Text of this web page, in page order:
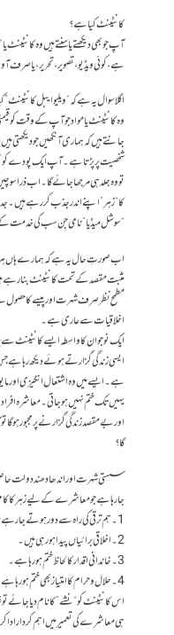
کانٹینٹ کیا ہے؟
آپ جو بھی دیکھتے یا سنتے ہیں وہ
ہے، کوئی ویڈیو ، تصویر، تحریر، یا صرف
اگلا سوال یہ ہے کہ “ویلیوایبل
وہ کانٹینٹ یا مواد جو آپ کے وقت کو
جانتے ہیں کہ ہماری آنکھیں جو دیکھتی
شخصیت پر پڑتا ہے۔ آپ ایک پودے کو
تو وہ جلد ہی مرجھا جائے گا۔ اب ذرا
کا “زہر” اپنے اندر جذب کر رہے ہیں۔
“سوشل میڈیا” نامی جِن سب کی خدمت
اب صورتِ حال یہ ہے کہ ہمارے ہاں ہر
مثبت مقصد کے تحت کانٹینٹ بنا رہے
مطمح نظر صرف شہرت اور پیسے کا حصول
اخلاقیات سے عاری ہے۔
ایک نوجوان کا واسطہ ایسے کانٹینٹ سے
ایسی زندگی گزارتے ہوئے دیکھ رہا
ہے۔ ایسے میں وہ اشتعال انگیزی اور
یہیں تک ختم نہیں ہو جاتی۔ معاشرہ
اور بے مقصد زندگی گزارنے پر مجبور ہو گا
گا؟
سستی شہرت اور اندھا دھند دولت
جا رہا ہے جو معاشرے کے لیے زہر کا
1۔ ہم ترقی کی راہ سے دور ہوتے جا رہے ہیں۔
2۔ اخلاقی برائیاں پیدا ہو رہی ہیں۔
3۔ خاندانی اقدار کا لحاظ ختم ہو رہا ہے۔
4۔ حلال وحرام کا امتیاز بھی ختم ہو رہا ہے۔
اس کانٹینٹ کو “نشے” کا نام دیا جائے
ہی معاشرے کی تعمیر میں اہم کردار